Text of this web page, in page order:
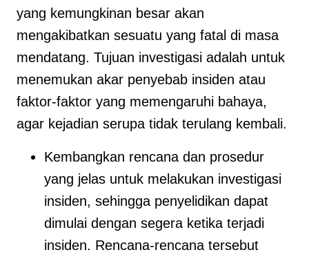
yang kemungkinan besar akan
mengakibatkan sesuatu yang fatal di masa
mendatang. Tujuan investigasi adalah untuk
menemukan akar penyebab insiden atau
faktor-faktor yang memengaruhi bahaya,
agar kejadian serupa tidak terulang kembali.
Kembangkan rencana dan prosedur
yang jelas untuk melakukan investigasi
insiden, sehingga penyelidikan dapat
dimulai dengan segera ketika terjadi
insiden. Rencana-rencana tersebut